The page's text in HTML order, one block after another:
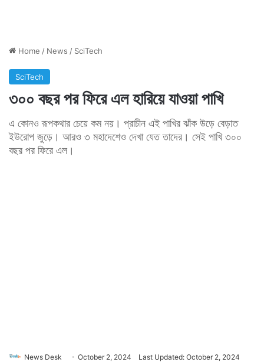
Home / News / SciTech
SciTech
৩০০ বছর পর ফিরে এল হারিয়ে যাওয়া পাখি
এ কোনও রূপকথার চেয়ে কম নয়। প্রাচীন এই পাখির ঝাঁক উড়ে বেড়াত
ইউরোপ জুড়ে। আরও ৩ মহাদেশেও দেখা যেত তাদের। সেই পাখি ৩০০
বছর পর ফিরে এল।
News Desk October 2, 2024 Last Updated: October 2, 2024